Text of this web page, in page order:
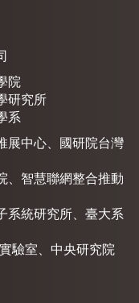
院
研究所
系
展中心
國研院台灣
智慧聯網整合推動
系統研究所
臺大系
驗室、 中央研究院